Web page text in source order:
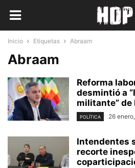
Inicio Etiquetas Abraam
Abraam
Reforma
desmintió a
militante” de
POLÍTICA 26
Intendentes
recorte